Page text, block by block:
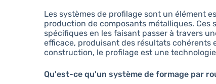
Les systèmes de profilage sont un élément
production de composants métalliques.
spécifiques en les faisant passer à travers
efficace, produisant des résultats cohérents
construction, le profilage est une
Qu'est-ce qu'un système de formage par